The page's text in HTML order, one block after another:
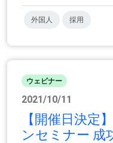
外国人 採用
ウェビナー
2021/10/11
【開催日決定
ンセミナー 成